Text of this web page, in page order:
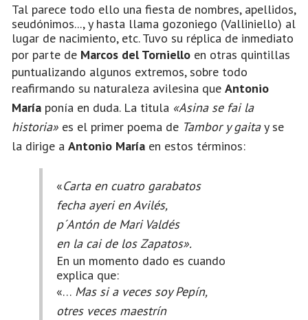
Tal parece todo ello una fiesta de nombres, apellidos,
seudónimos..., y hasta llama gozoniego (Valliniello) al
lugar de nacimiento, etc. Tuvo su réplica de inmediato
por parte de Marcos del Torniello en otras quintillas
puntualizando algunos extremos, sobre todo
reafirmando su naturaleza avilesina que Antonio
María ponía en duda. La titula «Asina se fai la
historia» es el primer poema de Tambor y gaitay se
la dirige a Antonio María en estos términos:
«Carta en cuatro garabatos
fecha ayeri en Avilés,
p´Antón de Mari Valdés
en la cai de los Zapatos».
En un momento dado es cuando
explica que:
«… Mas si a veces soy Pepín,
otres veces maestrín